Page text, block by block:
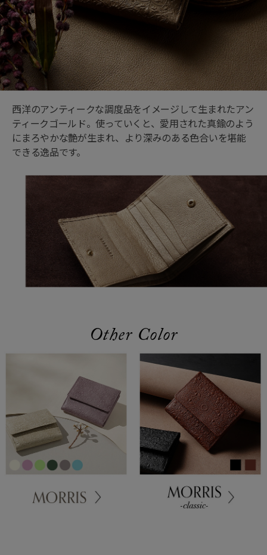
西洋のアンティークな調度品をイメージして生まれたアン
ティークゴールド。使っていくと、愛用された真鍮のよう
にまろやかな艶が生まれ、より深みのある色合いを堪能
できる逸品です。
Other Color